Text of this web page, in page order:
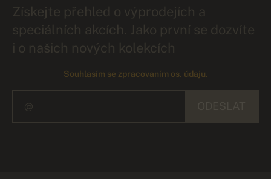
Získejte přehled o výprodejích a
speciálních akcích. Jako první se dozvíte
i o našich nových kolekcích
Souhlasím se zpracovaním os. údaju.